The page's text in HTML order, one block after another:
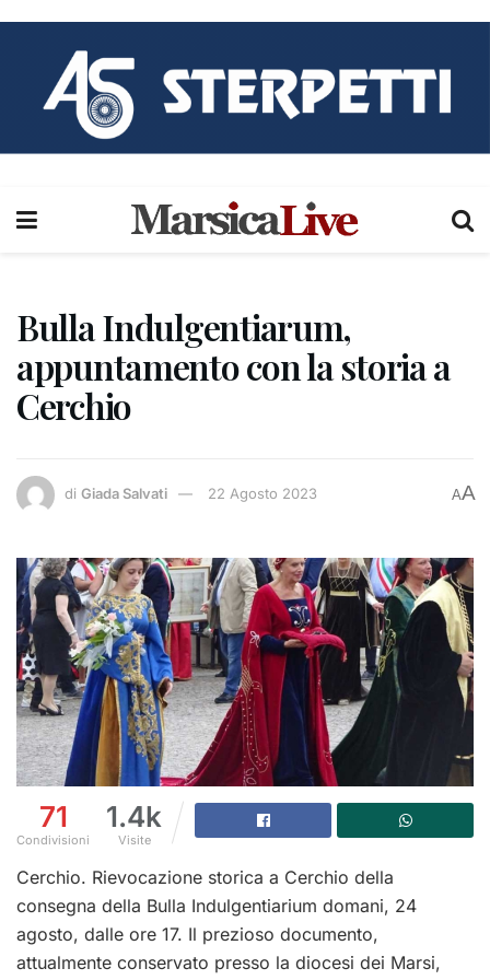
Bulla Indulgentiarum,
appuntamento con la storia a
Cerchio
di Giada Salvati 22 Agosto 2023 AA
71
Condivisioni
1.4k
Visite
Cerchio. Rievocazione storica a Cerchio della
consegna della Bulla Indulgentiarium domani, 24
agosto, dalle ore 17. Il prezioso documento,
attualmente conservato presso la diocesi dei Marsi,